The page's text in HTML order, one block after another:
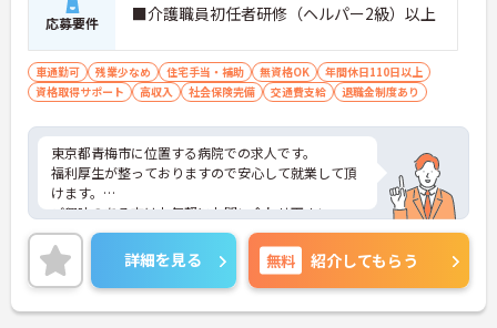
応募要件 ■介護職員初任者研修（ヘルパー2級）以上
車通勤可 残業少なめ 住宅手当・補助 無資格OK
年間休日110日以上
資格取得サポート
高収入 社会保険完備 交通費支給 退職金制度あり
東京都青梅市に位置する病院での求人です。
福利厚生が整っておりますので安心して就業して頂
けます。
ご興味のある方はお気軽にお問い合わせ下さい。
詳細を見る 無料 紹介してもらう